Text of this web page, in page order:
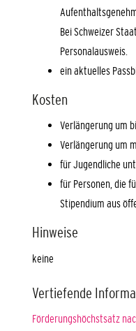
Bei Schweizer
Personalausweis.
ein aktuelles
Kosten
Verlängerung um
Verlängerung um
für Jugendliche
für Personen, die
Stipendium aus
Hinweise
keine
Vertiefende
Förderungshöchstsatz